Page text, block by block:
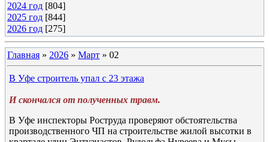
2024 год [804]
2025 год [844]
2026 год [275]
Главная » 2026 » Март » 02
В Уфе строитель упал с 23 этажа
И скончался от полученных травм.
В Уфе инспекторы Роструда проверяют обстоятельства
производственного ЧП на строительстве жилой высотки в